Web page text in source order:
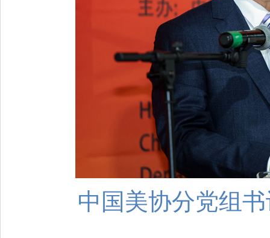
中国美协分党组